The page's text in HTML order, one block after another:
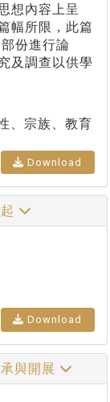
想內容上呈
幅所限，此篇
份進行論
及調查以供學
、宗族、教育
Download
Download
與開展